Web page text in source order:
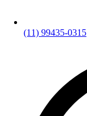
(11) 99435-0315